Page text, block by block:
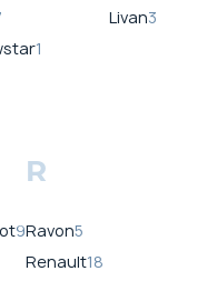
1
Livan3
9
R
Ravon5
Renault18